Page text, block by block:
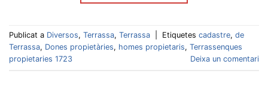
Publicat a Diversos, Terrassa, Terrassa Etiquetes cadastre, de
Terrassa, Dones propietàries, homes propietaris, Terrassenques
propietaries 1723
Deixa un comentari